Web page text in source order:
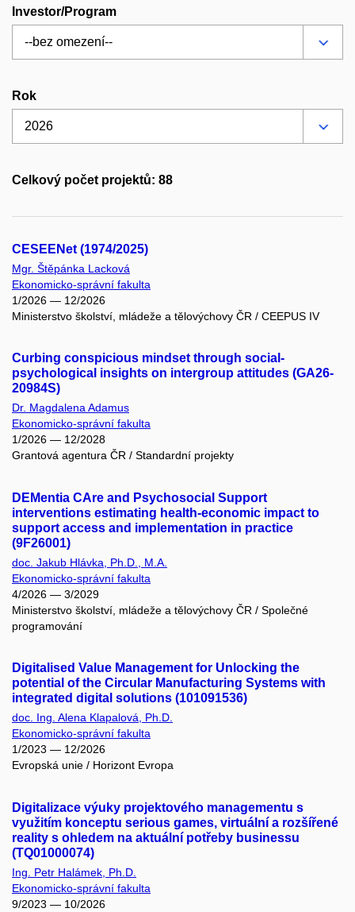
Investor/Program
Rok
Celkový počet projektů: 88
CESEENet (1974/2025)
Mgr. Štěpánka Lacková
Ekonomicko-správní fakulta
1/2026 — 12/2026
Ministerstvo školství, mládeže a tělovýchovy ČR / CEEPUS IV
Curbing conspicious mindset through social-
psychological insights on intergroup attitudes (GA26-
20984S)
Dr. Magdalena Adamus
Ekonomicko-správní fakulta
1/2026 — 12/2028
Grantová agentura ČR / Standardní projekty
DEMentia CAre and Psychosocial Support
interventions estimating health-economic impact to
support access and implementation in practice
(9F26001)
doc. Jakub Hlávka, Ph.D., M.A.
Ekonomicko-správní fakulta
4/2026 — 3/2029
Ministerstvo školství, mládeže a tělovýchovy ČR / Společné
programování
Digitalised Value Management for Unlocking the
potential of the Circular Manufacturing Systems with
integrated digital solutions (101091536)
doc. Ing. Alena Klapalová, Ph.D.
Ekonomicko-správní fakulta
1/2023 — 12/2026
Evropská unie / Horizont Evropa
Digitalizace výuky projektového managementu s
využitím konceptu serious games, virtuální a rozšířené
reality s ohledem na aktuální potřeby businessu
(TQ01000074)
Ing. Petr Halámek, Ph.D.
Ekonomicko-správní fakulta
9/2023 — 10/2026